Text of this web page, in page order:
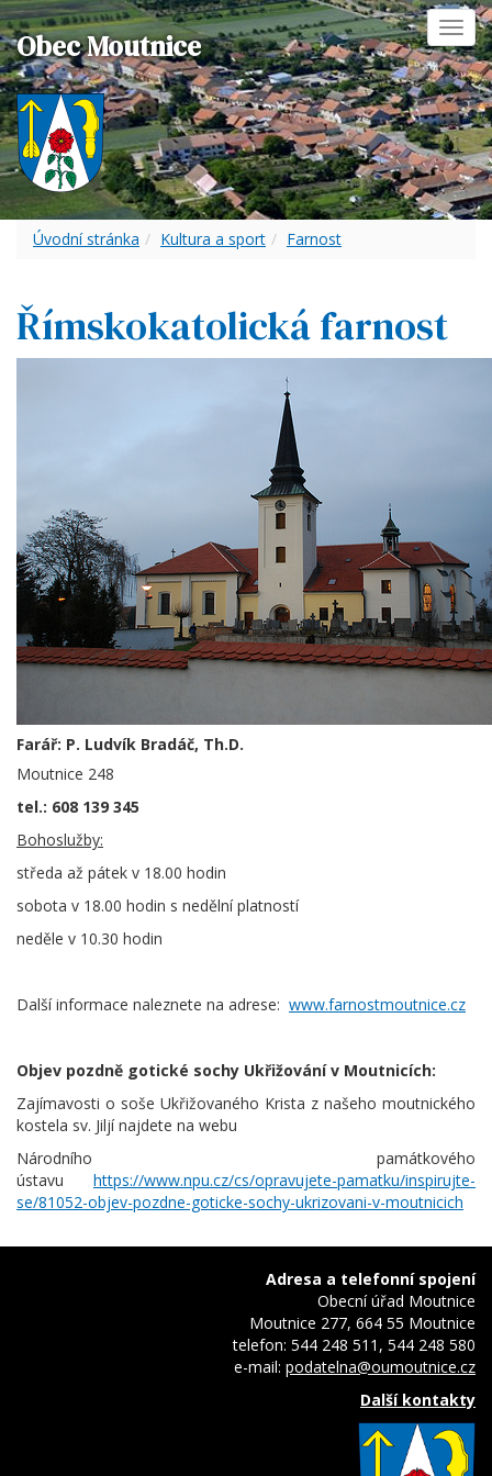
Obec Moutnice
Úvodní stránka Kultura a sport Farnost
Římskokatolická farnost
Farář: P. Ludvík Bradáč, Th.D.
Moutnice 248
tel.: 608 139 345
Bohoslužby:
středa až pátek v 18.00 hodin
sobota v 18.00 hodin s nedělní platností
neděle v 10.30 hodin
Další informace naleznete na adrese: www.farnostmoutnice.cz
Objev pozdně gotické sochy Ukřižování v Moutnicích:
Zajímavosti o soše Ukřižovaného Krista z našeho moutnického
kostela sv. Jiljí najdete na webu
Národního památkového
ústavu https://www.npu.cz/cs/opravujete-pamatku/inspirujte-
se/81052-objev-pozdne-goticke-sochy-ukrizovani-v-moutnicich
Adresa a telefonní spojení
Obecní úřad Moutnice
Moutnice 277, 664 55 Moutnice
telefon: 544 248 511, 544 248 580
e-mail: podatelna@oumoutnice.cz
Další kontakty